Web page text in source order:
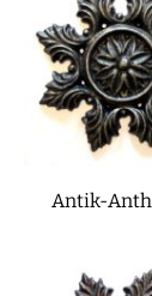
Antik-